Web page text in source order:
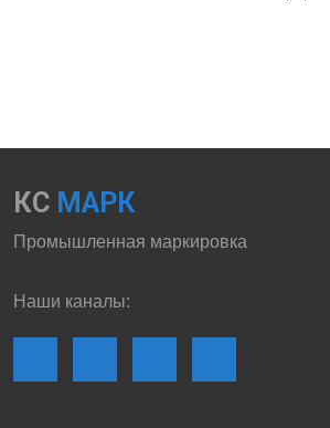
КС МАРК
Промышленная маркировка
Наши каналы: